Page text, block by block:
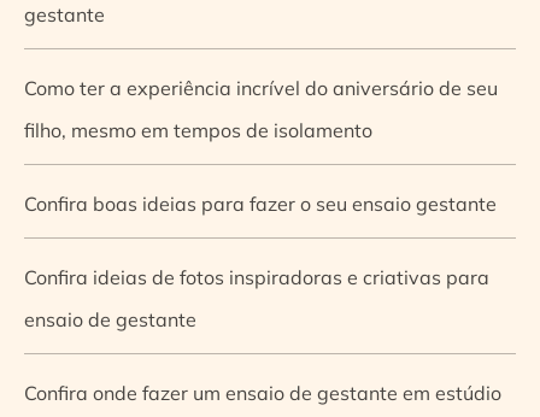
gestante
Como ter a experiência incrível do aniversário de seu
filho, mesmo em tempos de isolamento
Confira boas ideias para fazer o seu ensaio gestante
Confira ideias de fotos inspiradoras e criativas para
ensaio de gestante
Confira onde fazer um ensaio de gestante em estúdio